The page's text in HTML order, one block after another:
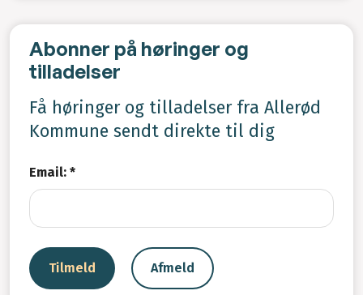
Abonner på høringer og
tilladelser
Få høringer og tilladelser fra Allerød
Kommune sendt direkte til dig
Email: *
Tilmeld Afmeld